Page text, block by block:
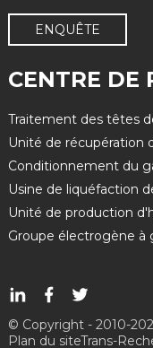
ENQUÊTE
CENTRE DE
Traitement des têtes
Unité de récupération
Conditionnement du
Usine de liquéfaction
Unité de production
Groupe électrogène à
© Copyright - 2010-
Plan du siteTrans-